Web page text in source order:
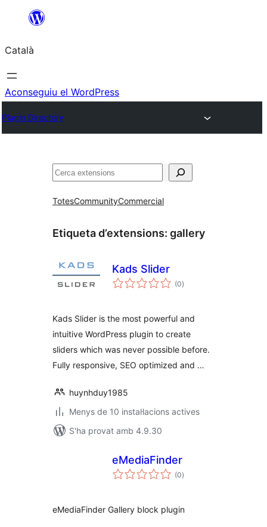
contingut
Català
Aconseguiu el WordPress
Plugin Directory
Cerca
TotesCommunityCommercial
Etiqueta d’extensions: gallery
Kads Slider
(0puntuacions
totals
)
Kads Slider is the most powerful and
intuitive WordPress plugin to create
sliders which was never possible before.
Fully responsive, SEO optimized and …
huynhduy1985
Menys de 10 instal·lacions actives
S'ha provat amb 4.9.30
eMediaFinder
(0puntuacions
totals
)
eMediaFinder Gallery block plugin